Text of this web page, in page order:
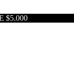
$5.000